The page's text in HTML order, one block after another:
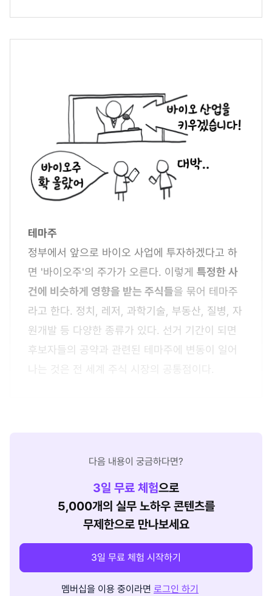
테마주
정부에서 앞으로 바이오 사업에 투자하겠다고 하
면 '바이오주'의 주가가 오른다. 이렇게 특정한 사
건에 비슷하게 영향을 받는 주식들을 묶어 테마주
라고 한다. 정치, 레저, 과학기술, 부동산, 질병, 자
원개발 등 다양한 종류가 있다. 선거 기간이 되면
후보자들의 공약과 관련된 테마주에 변동이 일어
나는 것은 전 세계 주식 시장의 공통점이다.
다음 내용이 궁금하다면?
3일 무료 체험으로
5,000개의 실무 노하우 콘텐츠를
무제한으로 만나보세요
3일 무료 체험 시작하기
멤버십을 이용 중이라면 로그인 하기